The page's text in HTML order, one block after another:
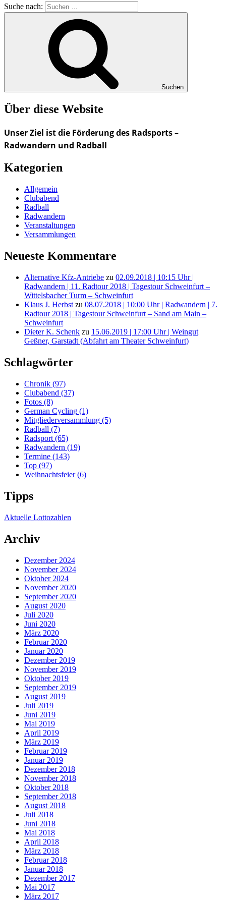
Suche nach:
Suchen
Über diese Website
Unser Ziel ist die Förderung des Radsports –
Radwandern und Radball
Kategorien
Allgemein
Clubabend
Radball
Radwandern
Veranstaltungen
Versammlungen
Neueste Kommentare
Alternative Kfz-Antriebe zu 02.09.2018 | 10:15 Uhr |
Radwandern | 11. Radtour 2018 | Tagestour Schweinfurt –
Wittelsbacher Turm – Schweinfurt
Klaus J. Herbst zu 08.07.2018 | 10:00 Uhr | Radwandern | 7.
Radtour 2018 | Tagestour Schweinfurt – Sand am Main –
Schweinfurt
Dieter K. Schenk zu 15.06.2019 | 17:00 Uhr | Weingut
Geßner, Garstadt (Abfahrt am Theater Schweinfurt)
Schlagwörter
Chronik (97)
Clubabend (37)
Fotos (8)
German Cycling (1)
Mitgliederversammlung (5)
Radball (7)
Radsport (65)
Radwandern (19)
Termine (143)
Top (97)
Weihnachtsfeier(6)
Tipps
Aktuelle Lottozahlen
Archiv
Dezember 2024
November 2024
Oktober 2024
November 2020
September 2020
August 2020
Juli 2020
Juni 2020
März 2020
Februar 2020
Januar 2020
Dezember 2019
November 2019
Oktober 2019
September 2019
August 2019
Juli 2019
Juni 2019
Mai 2019
April 2019
März 2019
Februar 2019
Januar 2019
Dezember 2018
November 2018
Oktober 2018
September 2018
August 2018
Juli 2018
Juni 2018
Mai 2018
April 2018
März 2018
Februar 2018
Januar 2018
Dezember 2017
Mai 2017
März 2017